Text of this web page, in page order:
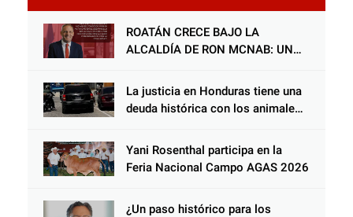
ROATÁN CRECE BAJO LA
ALCALDÍA DE RON MCNAB: UN
COMUNIDAD Y DEL PARTIDO
LIBERAL
La justicia en Honduras tiene una
deuda histórica con los animales,
peso de la ley al responsable de
Choloma es consolidar un Estado
que protege al verdugo y
Yani Rosenthal participa en la
Feria Nacional Campo AGAS 2026
¿Un paso histórico para los